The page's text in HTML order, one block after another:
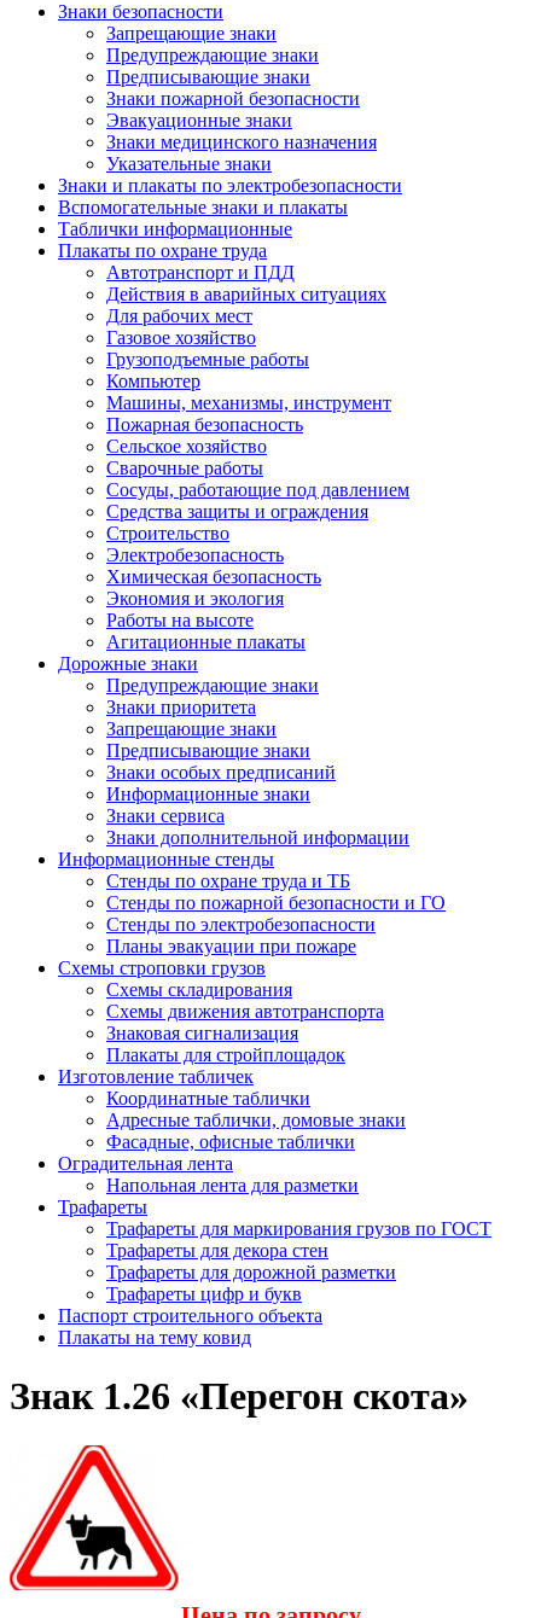
Знаки безопасности
Запрещающие знаки
Предупреждающие знаки
Предписывающие знаки
Знаки пожарной безопасности
Эвакуационные знаки
Знаки медицинского назначения
Указательные знаки
Знаки и плакаты по электробезопасности
Вспомогательные знаки и плакаты
Таблички информационные
Плакаты по охране труда
Автотранспорт и ПДД
Действия в аварийных ситуациях
Для рабочих мест
Газовое хозяйство
Грузоподъемные работы
Компьютер
Машины, механизмы, инструмент
Пожарная безопасность
Сельское хозяйство
Сварочные работы
Сосуды, работающие под давлением
Средства защиты и ограждения
Строительство
Электробезопасность
Химическая безопасность
Экономия и экология
Работы на высоте
Агитационные плакаты
Дорожные знаки
Предупреждающие знаки
Знаки приоритета
Запрещающие знаки
Предписывающие знаки
Знаки особых предписаний
Информационные знаки
Знаки сервиса
Знаки дополнительной информации
Информационные стенды
Стенды по охране труда и ТБ
Стенды по пожарной безопасности и ГО
Стенды по электробезопасности
Планы эвакуации при пожаре
Схемы строповки грузов
Схемы складирования
Схемы движения автотранспорта
Знаковая сигнализация
Плакаты для стройплощадок
Изготовление табличек
Координатные таблички
Адресные таблички, домовые знаки
Фасадные, офисные таблички
Оградительная лента
Напольная лента для разметки
Трафареты
Трафареты для маркирования грузов по ГОСТ
Трафареты для декора стен
Трафареты для дорожной разметки
Трафареты цифр и букв
Паспорт строительного объекта
Плакаты на тему ковид
Знак 1.26 «Перегон скота»